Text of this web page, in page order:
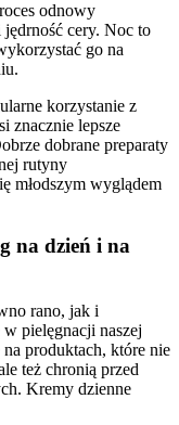
odnowy
cery. Noc to
go na
korzystanie z
znacznie lepsze
dobrane preparaty
rutyny
młodszym wyglądem
na dzień i na
rano, jak i
pielęgnacji naszej
produktach, które nie
też chronią przed
Kremy dzienne